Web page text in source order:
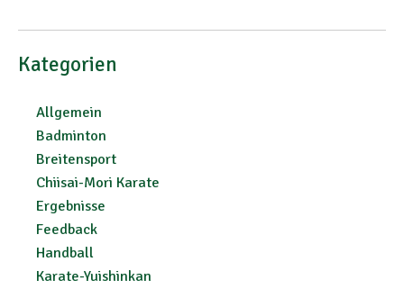
Kategorien
Allgemein
Badminton
Breitensport
Chiisai-Mori Karate
Ergebnisse
Feedback
Handball
Karate-Yuishinkan